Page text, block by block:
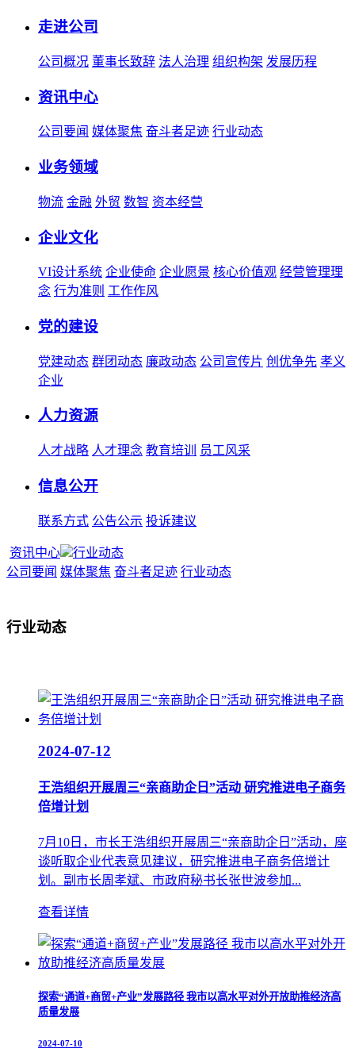
走进公司
公司概况 董事长致辞 法人治理 组织构架 发展历程
资讯中心
公司要闻 媒体聚焦 奋斗者足迹 行业动态
业务领域
物流 金融 外贸 数智 资本经营
企业文化
VI设计系统 企业使命 企业愿景 核心价值观 经营管理理
念 行为准则 工作作风
党的建设
党建动态 群团动态 廉政动态 公司宣传片 创优争先 孝义
企业
人力资源
人才战略 人才理念 教育培训 员工风采
信息公开
联系方式 公告公示 投诉建议
资讯中心
行业动态
公司要闻 媒体聚焦 奋斗者足迹 行业动态
行业动态
2024-07-12
王浩组织开展周三“亲商助企日”活动 研究推进电子商务
倍增计划
7月10日，市长王浩组织开展周三“亲商助企日”活动，座
谈听取企业代表意见建议，研究推进电子商务倍增计
划。副市长周孝斌、市政府秘书长张世波参加...
查看详情
探索“通道+商贸+产业”发展路径 我市以高水平对外开放助推经济高
质量发展
2024-07-10